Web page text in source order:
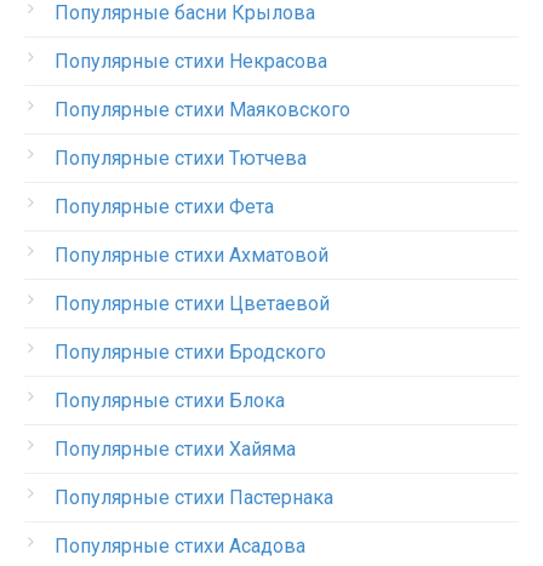
Популярные басни Крылова
Популярные стихи Некрасова
Популярные стихи Маяковского
Популярные стихи Тютчева
Популярные стихи Фета
Популярные стихи Ахматовой
Популярные стихи Цветаевой
Популярные стихи Бродского
Популярные стихи Блока
Популярные стихи Хайяма
Популярные стихи Пастернака
Популярные стихи Асадова